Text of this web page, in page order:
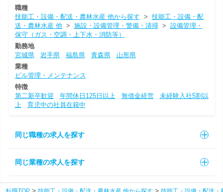
職種
技能工・設備・配送・農林水産 他から探す > 技能工・設備・配
送・農林水産 他> 施設・設備管理・警備・清掃> 設備管理・
保守（ガス・空調・上下水・消防等）
勤務地
宮城県
岩手県 福島県 青森県
山形県
業種
ビル管理・メンテナンス
特徴
第二新卒歓迎
年間休日125日以上 無借金経営
未経験入社5割以
上
育児中の社員在籍中
同じ職種の求人を探す
同じ業種の求人を探す